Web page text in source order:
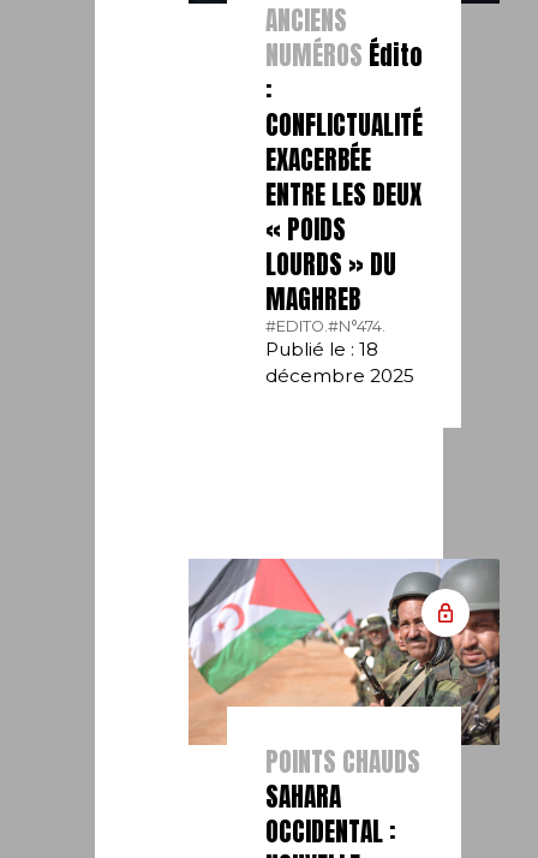
ANCIENS
NUMÉROS Édito
:
CONFLICTUALITÉ
EXACERBÉE
ENTRE LES DEUX
« POIDS
LOURDS » DU
MAGHREB
#EDITO.#N°474.
Publié le : 18
décembre 2025
POINTS CHAUDS
SAHARA
OCCIDENTAL :